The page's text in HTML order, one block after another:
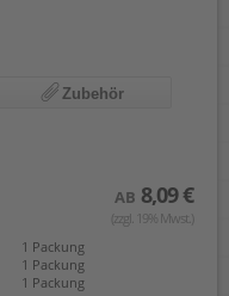
Zubehör
AB 8,09 €
(zzgl. 19% Mwst.)
1 Packung
1 Packung
1 Packung